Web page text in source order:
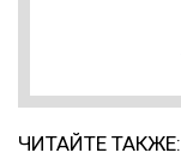
ЧИТАЙТЕ ТАКЖЕ: